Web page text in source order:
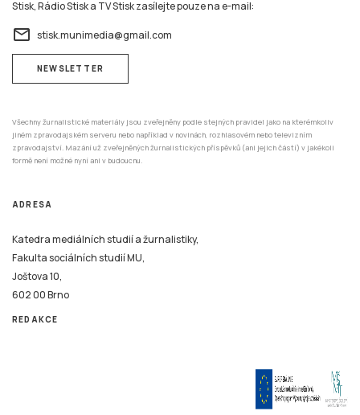
Stisk, Rádio Stisk a TV Stisk zasílejte pouze na e-mail:
email stisk.munimedia@gmail.com
NEWSLETTER
Všechny žurnalistické materiály jsou zveřejněny podle stejných pravidel jako na kterémkoliv
jiném zpravodajském serveru nebo například v novinách, rozhlasovém nebo televizním
zpravodajství. Mazání už zveřejněných žurnalistických příspěvků (ani jejich částí) v jakékoli
formě není možné nyní ani v budoucnu.
ADRESA
Katedra mediálních studií a žurnalistiky,
Fakulta sociálních studií MU,
Joštova 10,
602 00 Brno
REDAKCE